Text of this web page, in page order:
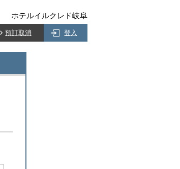
ホテルイルクレド岐阜
預訂取消 登入